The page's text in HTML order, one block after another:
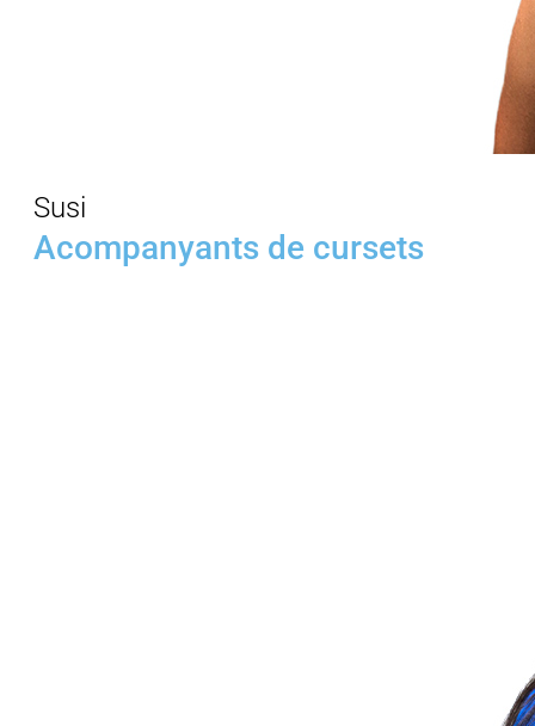
Susi
Acompanyants de cursets